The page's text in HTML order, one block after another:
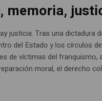
memoria,
justicia. Tras una dictadura
del Estado y los círculos
de víctimas del franquismo,
moral, el derecho